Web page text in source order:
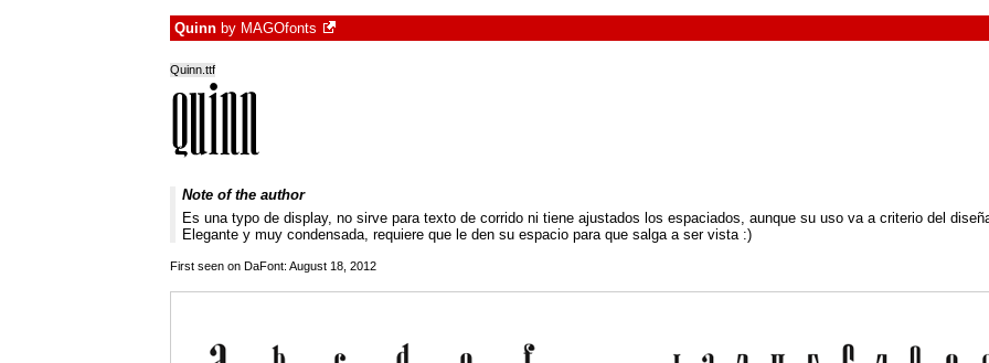
Quinn by MAGOfonts
Quinn.ttf
Note of the author
Es una typo de display, no sirve para texto de corrido ni tiene ajustados los espaciados, aunque su uso va a criterio del
Elegante y muy condensada, requiere que le den su espacio para que salga a ser vista :)
First seen on DaFont: August 18, 2012